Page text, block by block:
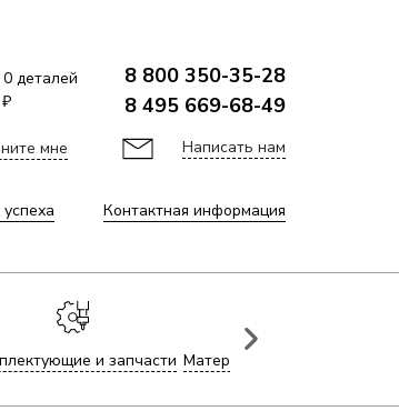
0деталей
8 800 350-35-28
8 495 669-68-49
мне Написать нам
Контактная информация
и запчасти Материалы для лазерной